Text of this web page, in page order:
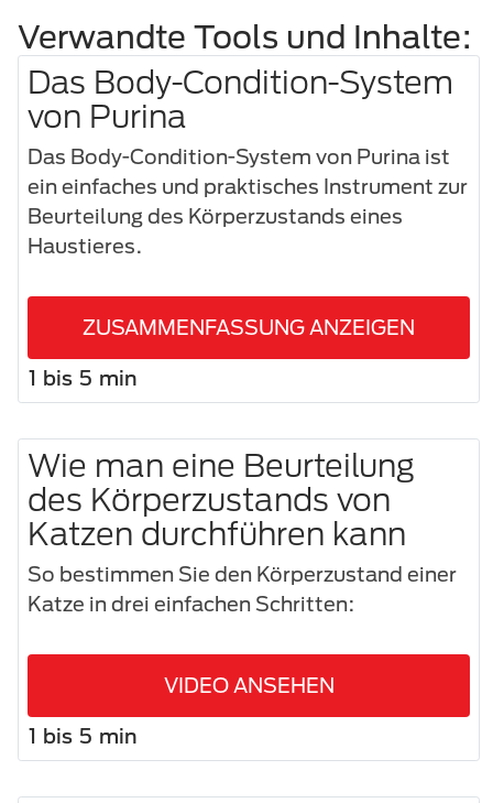
Verwandte Tools und Inhalte:
Das Body-Condition-System
von Purina
Das Body-Condition-System von Purina ist
ein einfaches und praktisches Instrument zur
Beurteilung des Körperzustands eines
Haustieres.
ZUSAMMENFASSUNG ANZEIGEN
1 bis 5 min
Wie man eine Beurteilung
des Körperzustands von
Katzen durchführen kann
So bestimmen Sie den Körperzustand einer
Katze in drei einfachen Schritten:
VIDEO ANSEHEN
1 bis 5 min